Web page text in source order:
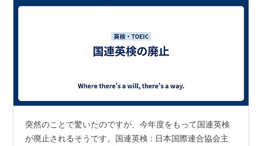
突然のことで驚いたのですが、今年度をもって国連英検
が廃止されるそうです。国連英検 : 日本国際連合協会主